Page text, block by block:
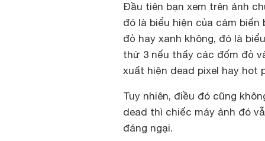
Đầu tiên bạn xem trên ảnh
đó là biểu hiện của cảm
đỏ hay xanh không, đó là
thứ 3 nếu thấy các đốm đỏ
xuất hiện dead pixel hay hot
Tuy nhiên, điều đó cũng
dead thì chiếc máy ảnh đó
đáng ngại.